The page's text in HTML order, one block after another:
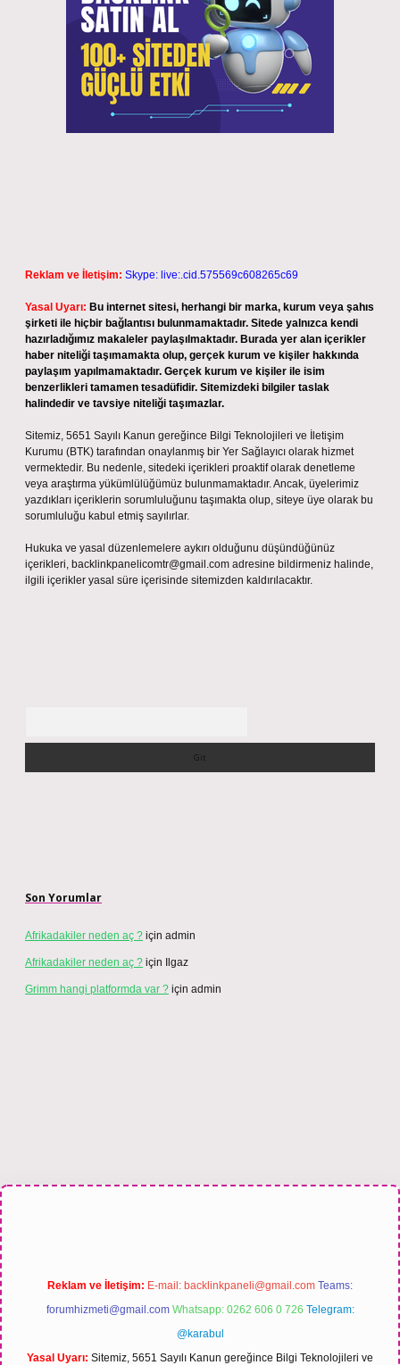
Reklam ve İletişim: Skype: live:.cid.575569c608265c69
Yasal Uyarı: Bu internet sitesi, herhangi bir marka, kurum veya şahıs
şirketi ile hiçbir bağlantısı bulunmamaktadır. Sitede yalnızca kendi
hazırladığımız makaleler paylaşılmaktadır. Burada yer alan içerikler
haber niteliği taşımamakta olup, gerçek kurum ve kişiler hakkında
paylaşım yapılmamaktadır. Gerçek kurum ve kişiler ile isim
benzerlikleri tamamen tesadüfidir. Sitemizdeki bilgiler taslak
halindedir ve tavsiye niteliği taşımazlar.
Sitemiz, 5651 Sayılı Kanun gereğince Bilgi Teknolojileri ve İletişim
Kurumu (BTK) tarafından onaylanmış bir Yer Sağlayıcı olarak hizmet
vermektedir. Bu nedenle, sitedeki içerikleri proaktif olarak denetleme
veya araştırma yükümlülüğümüz bulunmamaktadır. Ancak, üyelerimiz
yazdıkları içeriklerin sorumluluğunu taşımakta olup, siteye üye olarak bu
sorumluluğu kabul etmiş sayılırlar.
Hukuka ve yasal düzenlemelere aykırı olduğunu düşündüğünüz
içerikleri, backlinkpanelicomtr@gmail.com adresine bildirmeniz halinde,
ilgili içerikler yasal süre içerisinde sitemizden kaldırılacaktır.
Son Yorumlar
Afrikadakiler neden aç ? için admin
Afrikadakiler neden aç ? için Ilgaz
Grimm hangi platformda var ? için admin
Reklam ve İletişim: E-mail: backlinkpaneli@gmail.com Teams:
forumhizmeti@gmail.com Whatsapp: 0262 606 0 726 Telegram:
@karabul
Yasal Uyarı: Sitemiz, 5651 Sayılı Kanun gereğince Bilgi Teknolojileri ve